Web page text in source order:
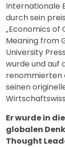
Internationale
durch sein
„Economics of
Meaning from
University
wurde und auf
renommierten
seinen
Er wurde in
globalen
Thought